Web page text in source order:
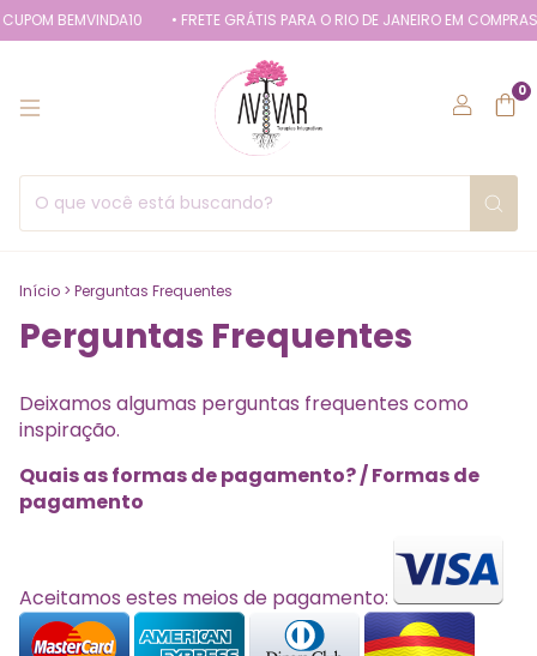
BEMVINDA10 • FRETE GRÁTIS PARA O RIO DE JANEIRO EM
0
Início > Perguntas Frequentes
Perguntas Frequentes
Deixamos algumas perguntas frequentes como
inspiração.
Quais as formas de pagamento? / Formas de
pagamento
Aceitamos estes meios de pagamento: